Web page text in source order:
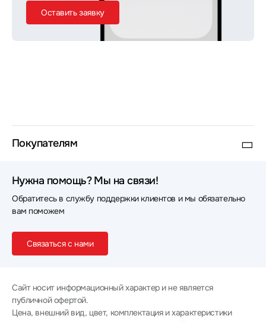
Оставить заявку
Покупателям
Нужна помощь? Мы на связи!
Обратитесь в службу поддержки клиентов и мы обязательно
вам поможем
Связаться с нами
Сайт носит информационный характер и не является
публичной офертой.
Цена, внешний вид, цвет, комплектация и характеристики